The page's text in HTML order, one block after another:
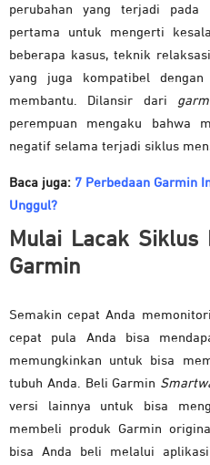
perubahan yang terjadi pada
pertama untuk mengerti
beberapa kasus, teknik
yang juga kompatibel dengan
membantu. Dilansir dari
perempuan mengaku bahwa
negatif selama terjadi siklus
Baca juga: 7 Perbedaan Garmin
Unggul?
Mulai Lacak Siklus
Garmin
Semakin cepat Anda
cepat pula Anda bisa
memungkinkan untuk bisa
tubuh Anda. Beli Garmin
versi lainnya untuk bisa
membeli produk Garmin
bisa Anda beli melalui